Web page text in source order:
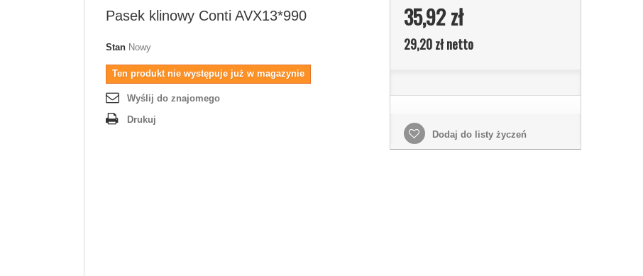
Pasek klinowy Conti AVX13*990
Stan Nowy
Ten produkt nie występuje już w magazynie
Wyślij do znajomego
Drukuj
35,92 zł
29,20 złnetto
Dodaj do listy życzeń